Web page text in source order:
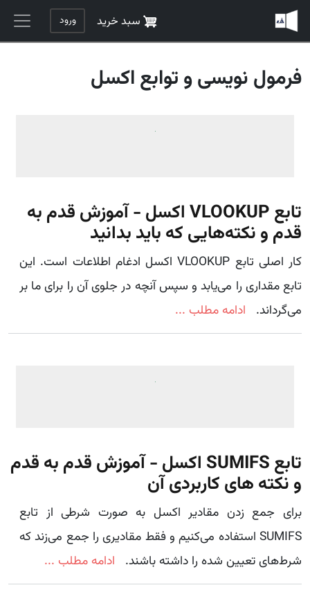
رفتن به محتوای اصلی
سبد خرید ورود
فرمول نویسی و توابع اکسل
تابع VLOOKUP اکسل - آموزش قدم به
قدم و نکته‌هایی که باید بدانید
کار اصلی تابع VLOOKUP اکسل ادغام اطلاعات است. این
تابع مقداری را می‌یابد و سپس آنچه در جلوی آن را برای ما بر
می‌گرداند.
ادامه مطلب ...
تابع SUMIFS اکسل - آموزش قدم به قدم
و نکته های کاربردی آن
برای جمع زدن مقادیر اکسل به صورت شرطی از تابع
SUMIFS استفاده می‌کنیم و فقط مقادیری را جمع می‌زند که
شرط‌های تعیین شده را داشته باشند.
ادامه مطلب ...